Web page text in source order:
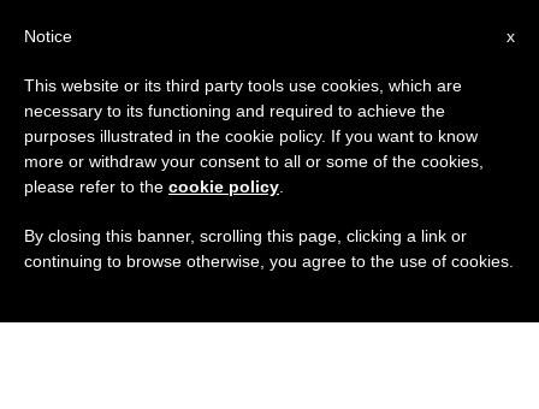
x
Notice
This website or its third party tools use cookies, which are
necessary to its functioning and required to achieve the
purposes illustrated in the cookie policy. If you want to know
more or withdraw your consent to all or some of the cookies,
please refer to the cookie policy
By closing this banner, scrolling this page, clicking a link or
continuing to browse otherwise, you agree to the use of cookies.